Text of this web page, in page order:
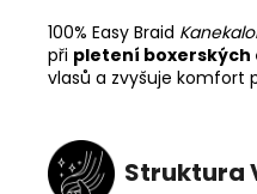
100% Easy Braid
při pletení boxerských
vlasů a zvyšuje komfort
Struktura